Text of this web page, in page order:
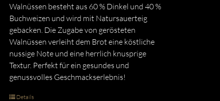
Walnüssen besteht aus 60 % Dinkel und 40 %
Buchweizen und wird mit Natursauerteig
gebacken. Die Zugabe von gerösteten
Walnüssen verleiht dem Brot eine köstliche
nussige Note und eine herrlich knusprige
Textur. Perfekt für ein gesundes und
genussvolles Geschmackserlebnis!
Details